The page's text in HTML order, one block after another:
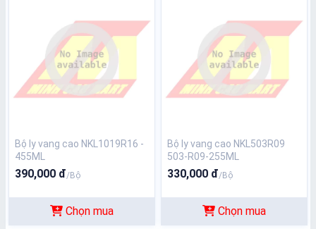
Bộ ly vang cao NKL1019R16 -
455ML
390,000 đ/Bộ
Chọn mua
Bộ ly vang cao NKL503R09
503-R09-255ML
330,000 đ/Bộ
Chọn mua